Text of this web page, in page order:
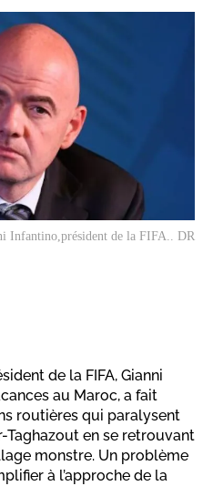
Infantino,président de la FIFA.. DR
de la FIFA, Gianni
au Maroc, a fait
routières qui paralysent
Taghazout en se retrouvant
monstre. Un problème
à l’approche de la